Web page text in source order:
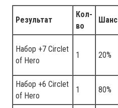
Результат
Кол-
во
Шанс
Набор +7 Circlet
of Hero
1 20%
Набор +6 Circlet
of Hero
1 80%